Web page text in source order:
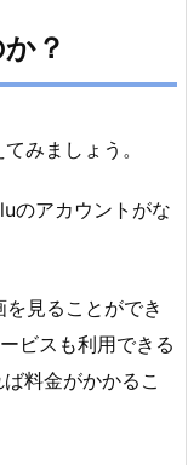
？
みましょう。
のアカウントがな
見ることができ
ビスも利用できる
料金がかかるこ